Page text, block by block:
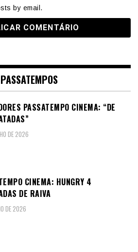
by email.
PASSATEMPOS
PASSATEMPO CINEMA: “DE
DE 2026
CINEMA: HUNGRY 4
DE RAIVA
DE 2026